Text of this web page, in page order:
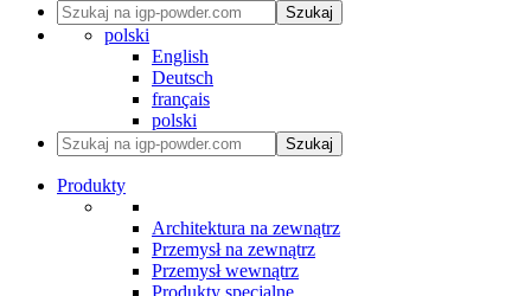
Szukaj
polski
English
Deutsch
français
polski
Szukaj
Produkty
Architektura na zewnątrz
Przemysł na zewnątrz
Przemysł wewnątrz
Produkty specjalne